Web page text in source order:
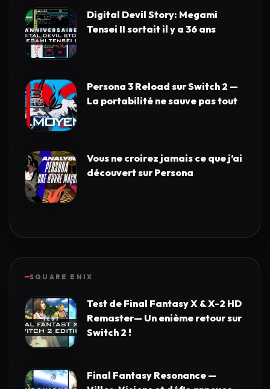
Digital Devil Story: Megami
Tensei II sortait il y a 36 ans
Persona 3 Reload sur Switch 2 —
La portabilité ne sauve pas tout
Vous ne croirez jamais ce que j’ai
découvert sur Persona
SQUARE ENIX
Test de Final Fantasy X & X-2 HD
Remaster— Un enième retour sur
Switch 2 !
Final Fantasy Resonance —